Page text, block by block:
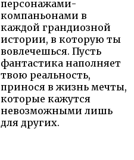
персонажами-
компаньонами в
каждой грандиозной
истории, в которую ты
вовлечешься. Пусть
фантастика наполняет
твою реальность,
принося в жизнь мечты,
которые кажутся
невозможными лишь
для других.